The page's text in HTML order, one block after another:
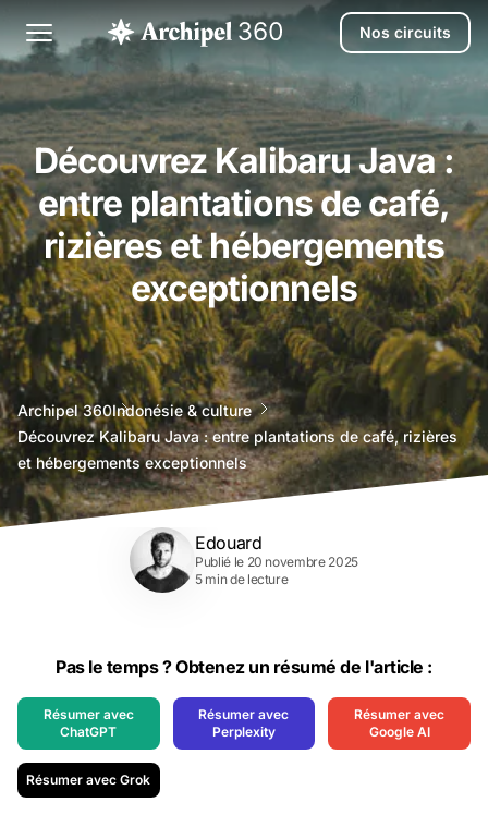
Nos circuits
Découvrez Kalibaru Java :
entre plantations de café,
rizières et hébergements
exceptionnels
Archipel 360agence
voyage
bali
Indonésie & culture
Découvrez Kalibaru Java : entre plantations de café, rizières
et hébergements exceptionnels
Edouard
Publié le 20 novembre 2025
5 min de lecture
Pas le temps ? Obtenez un résumé de l'article :
Résumer avec
ChatGPT
Résumer avec
Perplexity
Résumer avec
Google AI
Résumer avec Grok